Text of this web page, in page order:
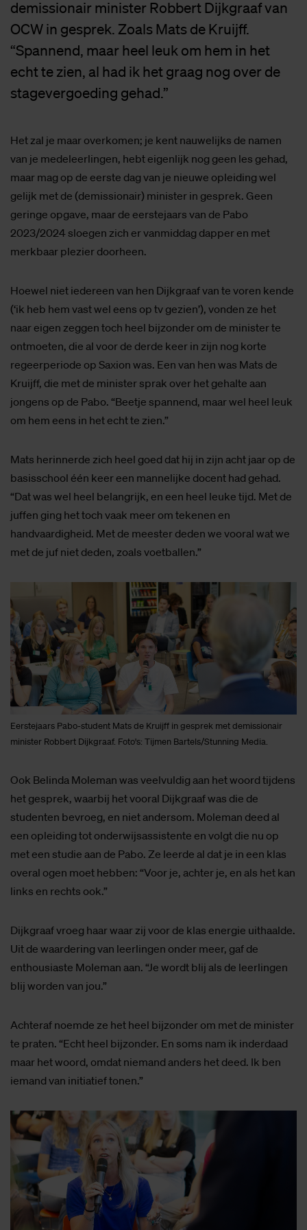
demissionair minister Robbert Dijkgraaf van
OCW in gesprek. Zoals Mats de Kruijff.
“Spannend, maar heel leuk om hem in het
echt te zien, al had ik het graag nog over de
stagevergoeding gehad.”
Het zal je maar overkomen; je kent nauwelijks de namen
van je medeleerlingen, hebt eigenlijk nog geen les gehad,
maar mag op de eerste dag van je nieuwe opleiding wel
gelijk met de (demissionair) minister in gesprek. Geen
geringe opgave, maar de eerstejaars van de Pabo
2023/2024 sloegen zich er vanmiddag dapper en met
merkbaar plezier doorheen.
Hoewel niet iedereen van hen Dijkgraaf van te voren kende
(‘ik heb hem vast wel eens op tv gezien’), vonden ze het
naar eigen zeggen toch heel bijzonder om de minister te
ontmoeten, die al voor de derde keer in zijn nog korte
regeerperiode op Saxion was. Een van hen was Mats de
Kruijff, die met de minister sprak over het gehalte aan
jongens op de Pabo. “Beetje spannend, maar wel heel leuk
om hem eens in het echt te zien.”
Mats herinnerde zich heel goed dat hij in zijn acht jaar op de
basisschool één keer een mannelijke docent had gehad.
“Dat was wel heel belangrijk, en een heel leuke tijd. Met de
juffen ging het toch vaak meer om tekenen en
handvaardigheid. Met de meester deden we vooral wat we
met de juf niet deden, zoals voetballen.”
Eerstejaars Pabo-student Mats de Kruijff in gesprek met demissionair
minister Robbert Dijkgraaf. Foto's: Tijmen Bartels/Stunning Media.
Ook Belinda Moleman was veelvuldig aan het woord tijdens
het gesprek, waarbij het vooral Dijkgraaf was die de
studenten bevroeg, en niet andersom. Moleman deed al
een opleiding tot onderwijsassistente en volgt die nu op
met een studie aan de Pabo. Ze leerde al dat je in een klas
overal ogen moet hebben: “Voor je, achter je, en als het kan
links en rechts ook.”
Dijkgraaf vroeg haar waar zij voor de klas energie uithaalde.
Uit de waardering van leerlingen onder meer, gaf de
enthousiaste Moleman aan. “Je wordt blij als de leerlingen
blij worden van jou.”
Achteraf noemde ze het heel bijzonder om met de minister
te praten. “Echt heel bijzonder. En soms nam ik inderdaad
maar het woord, omdat niemand anders het deed. Ik ben
iemand van initiatief tonen.”